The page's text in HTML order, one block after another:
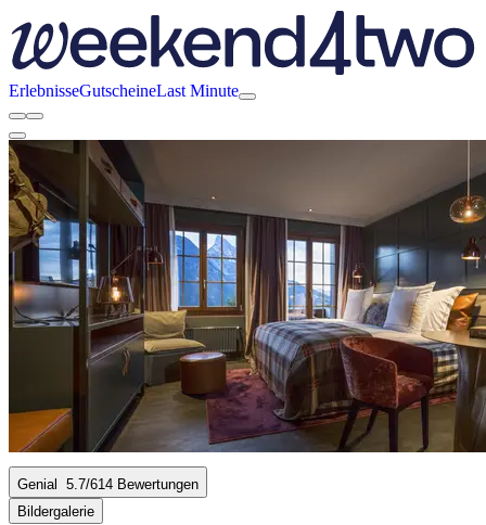
ErlebnisseGutscheineLast Minute
Genial 5.7/614 Bewertungen
Bildergalerie